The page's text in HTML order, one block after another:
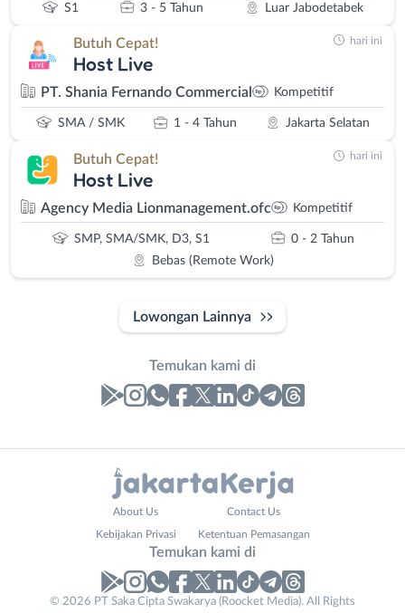
S1 3 - 5 Tahun Luar Jabodetabek
Butuh Cepat!
Host Live
PT. Shania Fernando Commercial Kompetitif
SMA / SMK 1 - 4 Tahun Jakarta Selatan
hari ini
Butuh Cepat!
Host Live
Agency Media Lionmanagement.ofc Kompetitif
SMP, SMA/SMK, D3, S1
0 - 2 Tahun
Bebas (Remote Work)
hari ini
Lowongan Lainnya
Temukan kami di
No. Telp /
About Us Contact Us
Kebijakan Privasi Ketentuan Pemasangan
Temukan kami di
© 2026 PT Saka Cipta Swakarya (Roocket Media). All Rights